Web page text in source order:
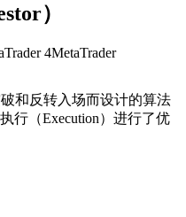
）
4MetaTrader
和反转入场而设计的算法
行（Execution）进行了优